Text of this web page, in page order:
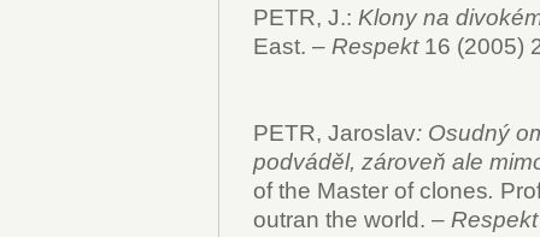
PETR, J.: Klony na
East. – Respekt16 (2005)
PETR, Jaroslav: Osudný
podváděl, zároveň ale
of the Master of clones.
outran the world. –